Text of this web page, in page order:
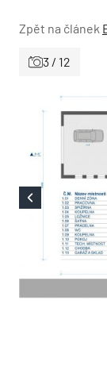
Zpět na článek
3 / 12